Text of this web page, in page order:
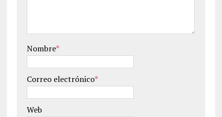
Nombre*
Correo electrónico*
Web